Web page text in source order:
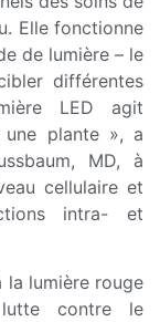
Elle fonctionne
de lumière – le
différentes
LED agit
une plante », a
MD, à
cellulaire et
intra- et
la lumière rouge
contre le